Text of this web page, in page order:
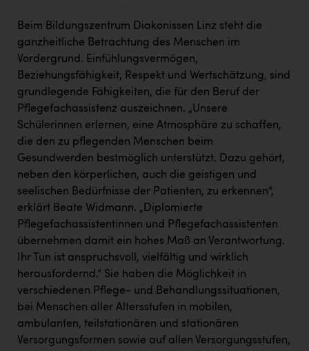
Beim Bildungszentrum Diakonissen Linz steht die
ganzheitliche Betrachtung des Menschen im
Vordergrund. Einfühlungsvermögen,
Beziehungsfähigkeit, Respekt und Wertschätzung, sind
grundlegende Fähigkeiten, die für den Beruf der
Pflegefachassistenz auszeichnen. „Unsere
Schülerinnen erlernen, eine Atmosphäre zu schaffen,
die den zu pflegenden Menschen beim
Gesundwerden bestmöglich unterstützt. Dazu gehört,
neben den körperlichen, auch die geistigen und
seelischen Bedürfnisse der Patienten, zu erkennen“,
erklärt Beate Widmann. „Diplomierte
Pflegefachassistentinnen und Pflegefachassistenten
übernehmen damit ein hohes Maß an Verantwortung.
Ihr Tun ist anspruchsvoll, vielfältig und wirklich
herausfordernd.“ Sie haben die Möglichkeit in
verschiedenen Pflege- und Behandlungssituationen,
bei Menschen aller Altersstufen in mobilen,
ambulanten, teilstationären und stationären
Versorgungsformen sowie auf allen Versorgungsstufen,